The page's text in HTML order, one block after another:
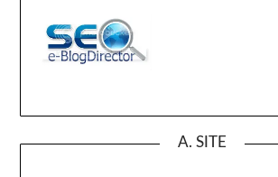
A. SITE